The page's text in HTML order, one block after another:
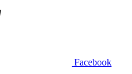
Facebook